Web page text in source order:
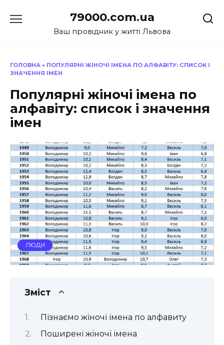
до
79000.com.ua
Ваш провідник у житті Львова
ГОЛОВНА » ПОПУЛЯРНІ ЖІНОЧІ ІМЕНА ПО АЛФАВІТУ: СПИСОК І
ЗНАЧЕННЯ ІМЕН
Популярні жіночі імена по
алфавіту: список і значення
імен
ЛЮДИ
Зміст
Пізнаємо жіночі імена по алфавиту
Поширені жіночі імена